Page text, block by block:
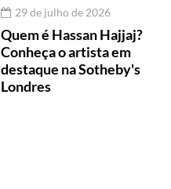
29 de julho de 2026
Quem é Hassan Hajjaj?
Conheça o artista em
destaque na Sotheby's
Londres